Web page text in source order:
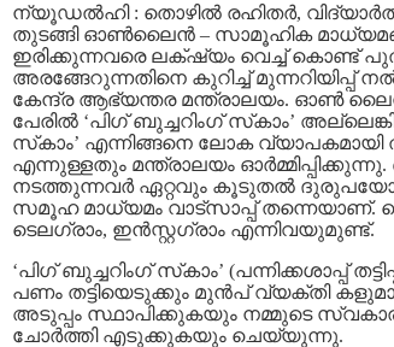
ന്യൂഡല്‍ഹി : തൊഴില്‍ രഹിതര്‍,
തുടങ്ങി ഓൺലൈൻ – സാമൂഹിക
ഇരിക്കുന്നവരെ ലക്‌ഷ്യം വെച്ച് കൊണ്ട്
അരങ്ങേറുന്നതിനെ കുറിച്ച് മുന്നറിയിപ്പ്
കേന്ദ്ര ആഭ്യന്തര മന്ത്രാലയം. ഓണ്‍
പേരില്‍ ‘പിഗ്‌ ബുച്ചറിംഗ് സ്‌കാം’
സ്‌കാം’ എന്നിങ്ങനെ ലോക വ്യാപകമായി
എന്നുള്ളതും മന്ത്രാലയം
നടത്തുന്നവര്‍ ഏറ്റവും കൂടുതല്‍
സമൂഹ മാധ്യമം വാട്‌സാപ്പ് തന്നെയാണ്.
ടെലഗ്രാം, ഇന്‍സ്റ്റഗ്രാം എന്നിവയുമുണ്ട്.
‘പിഗ്‌ ബുച്ചറിംഗ് സ്‌കാം’ (പന്നിക്കശാപ്പ്
പണം തട്ടിയെടുക്കും മുന്‍പ് വ്യക്തി
അടുപ്പം സ്ഥാപിക്കുകയും നമ്മുടെ
ചോർത്തി എടുക്കുകയും ചെയ്യുന്നു.